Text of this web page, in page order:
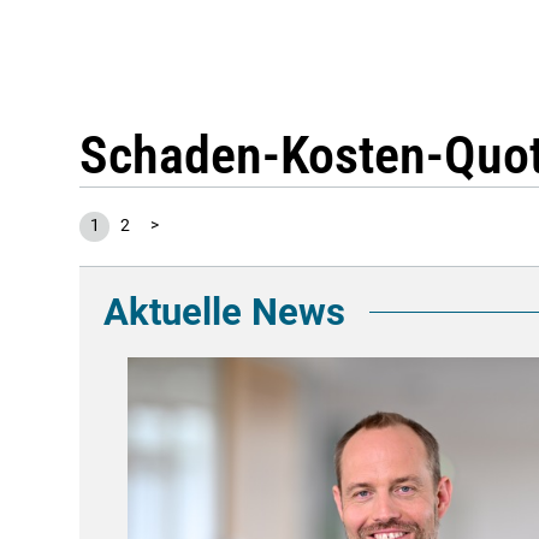
Schaden-Kosten-
1 2 >
Aktuelle News